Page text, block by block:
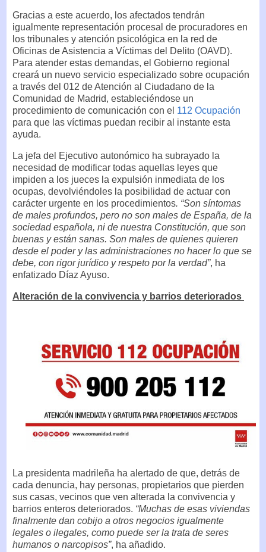
Gracias a este acuerdo, los afectados tendrán
igualmente representación procesal de procuradores en
los tribunales y atención psicológica en la red de
Oficinas de Asistencia a Víctimas del Delito (OAVD).
Para atender estas demandas, el Gobierno regional
creará un nuevo servicio especializado sobre ocupación
a través del 012 de Atención al Ciudadano de la
Comunidad de Madrid, estableciéndose un
procedimiento de comunicación con el 112 Ocupación
para que las víctimas puedan recibir al instante esta
ayuda.
La jefa del Ejecutivo autonómico ha subrayado la
necesidad de modificar todas aquellas leyes que
impiden a los jueces la expulsión inmediata de los
ocupas, devolviéndoles la posibilidad de actuar con
carácter urgente en los procedimientos. “Son síntomas
de males profundos, pero no son males de España, de la
sociedad española, ni de nuestra Constitución, que son
buenas y están sanas. Son males de quienes quieren
desde el poder y las administraciones no hacer lo que se
debe, con rigor jurídico y respeto por la verdad”, ha
enfatizado Díaz Ayuso.
Alteración de la convivencia y barrios deteriorados
La presidenta madrileña ha alertado de que, detrás de
cada denuncia, hay personas, propietarios que pierden
sus casas, vecinos que ven alterada la convivencia y
barrios enteros deteriorados. “Muchas de esas viviendas
finalmente dan cobijo a otros negocios igualmente
legales o ilegales, como puede ser la trata de seres
humanos o narcopisos”, ha añadido.